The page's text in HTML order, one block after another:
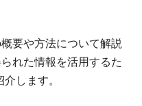
要や方法について解説
れた情報を活用するた
します。